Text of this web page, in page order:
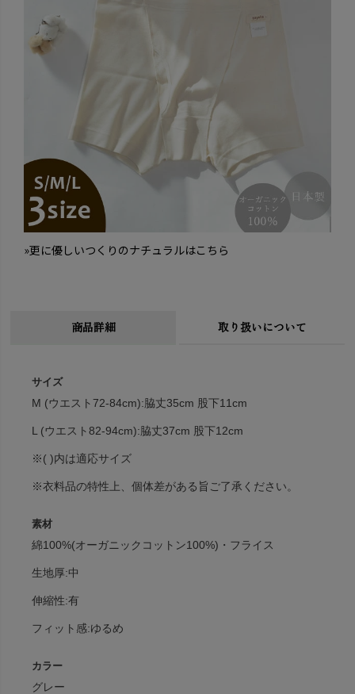
»更に優しいつくりのナチュラルはこちら
商品詳細 取り扱いについて
サイズ
M (ウエスト72-84cm):脇丈35cm 股下11cm
L (ウエスト82-94cm):脇丈37cm 股下12cm
※( )内は適応サイズ
※衣料品の特性上、個体差がある旨ご了承ください。
素材
綿100%(オーガニックコットン100%)・フライス
生地厚:中
伸縮性:有
フィット感:ゆるめ
カラー
グレー